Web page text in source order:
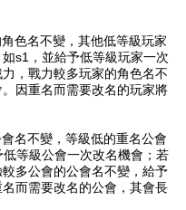
色名不變，其他低等級玩家
s1，並給予低等級玩家一次
，戰力較多玩家的角色名不
因重名而需要改名的玩家將
名不變，等級低的重名公會
等級公會一次改名機會；若
多公會的公會名不變，給予
而需要改名的公會，其會長